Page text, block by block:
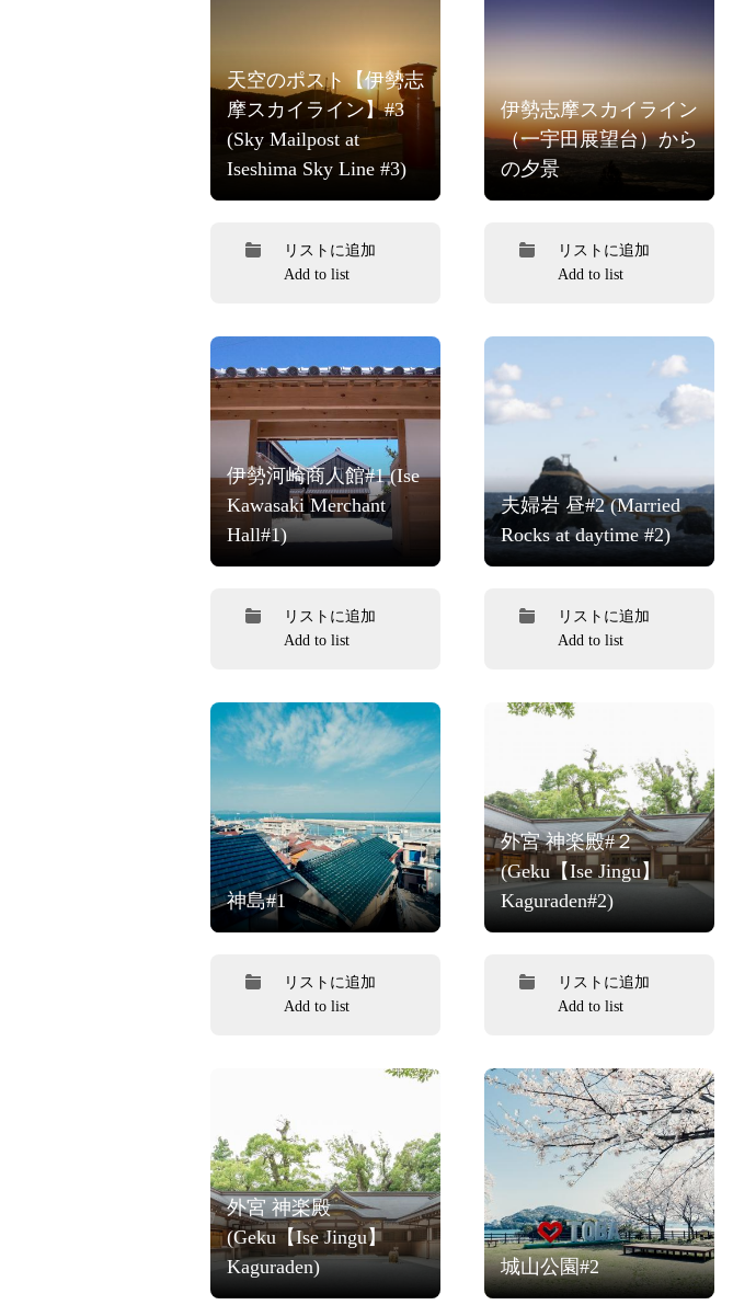
天空のポスト【伊勢志
摩スカイライン】#3
(Sky Mailpost at
Iseshima Sky Line #3)
リストに追加
Add to list
伊勢志摩スカイライン
（一宇田展望台）から
の夕景
リストに追加
Add to list
伊勢河崎商人館#1 (Ise
Kawasaki Merchant
Hall#1)
リストに追加
Add to list
夫婦岩 昼#2 (Married
Rocks at daytime #2)
リストに追加
Add to list
神島#1
リストに追加
Add to list
外宮 神楽殿#２
(Geku【Ise Jingu】
Kaguraden#2)
リストに追加
Add to list
外宮 神楽殿
(Geku【Ise Jingu】
Kaguraden)
城山公園#2